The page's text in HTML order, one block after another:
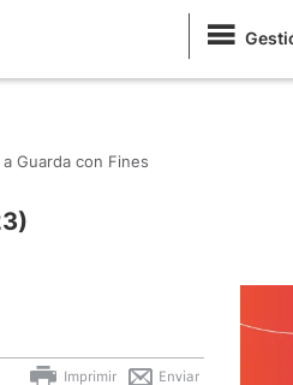
Guarda con Fines
Enviar
Imprimir